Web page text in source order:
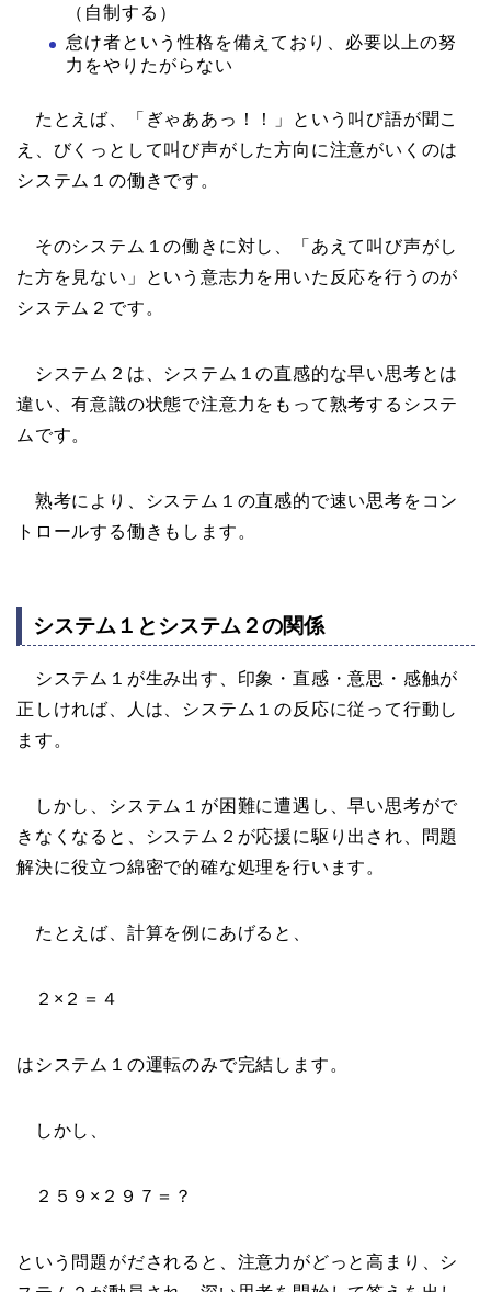
（自制する）
怠け者という性格を備えており、必要以上の努
力をやりたがらない
たとえば、「ぎゃああっ！！」という叫び語が聞こ
え、びくっとして叫び声がした方向に注意がいくのは
システム１の働きです。
そのシステム１の働きに対し、「あえて叫び声がし
た方を見ない」という意志力を用いた反応を行うのが
システム２です。
システム２は、システム１の直感的な早い思考とは
違い、有意識の状態で注意力をもって熟考するシステ
ムです。
熟考により、システム１の直感的で速い思考をコン
トロールする働きもします。
システム１とシステム２の関係
システム１が生み出す、印象・直感・意思・感触が
正しければ、人は、システム１の反応に従って行動し
ます。
しかし、システム１が困難に遭遇し、早い思考がで
きなくなると、システム２が応援に駆り出され、問題
解決に役立つ綿密で的確な処理を行います。
たとえば、計算を例にあげると、
２×２＝４
はシステム１の運転のみで完結します。
しかし、
２５９×２９７＝？
という問題がだされると、注意力がどっと高まり、シ